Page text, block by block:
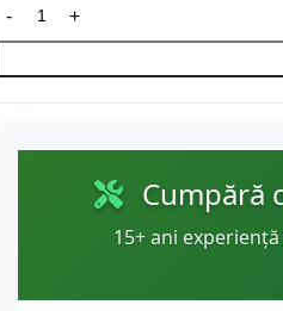
Cumpără
15+ ani